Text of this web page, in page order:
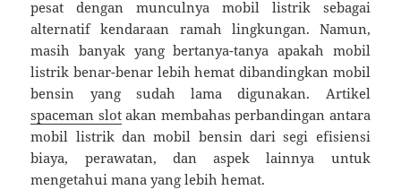
pesat dengan munculnya mobil listrik sebagai
alternatif kendaraan ramah lingkungan. Namun,
masih banyak yang bertanya-tanya apakah mobil
listrik benar-benar lebih hemat dibandingkan mobil
bensin yang sudah lama digunakan. Artikel
spaceman slotakan membahas perbandingan antara
mobil listrik dan mobil bensin dari segi efisiensi
biaya, perawatan, dan aspek lainnya untuk
mengetahui mana yang lebih hemat.